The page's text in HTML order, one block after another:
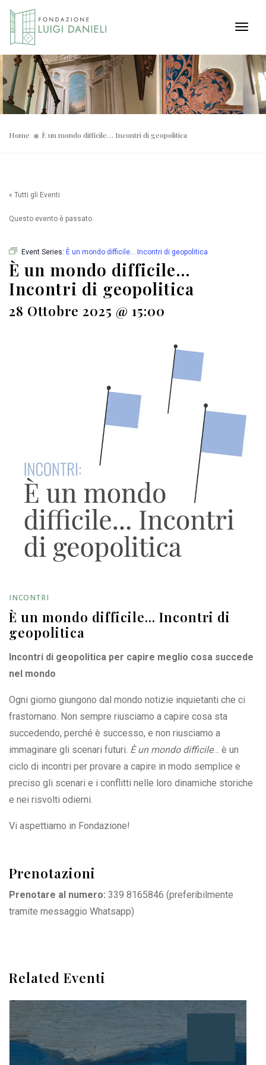
Home È un mondo difficile… Incontri di geopolitica
« Tutti gli Eventi
Questo evento è passato.
Event Series: È un mondo difficile… Incontri di geopolitica
È un mondo difficile…
Incontri di geopolitica
28 Ottobre 2025 @ 15:00
INCONTRI
È un mondo difficile… Incontri di
geopolitica
Incontri di geopolitica per capire meglio cosa succede
nel mondo
Ogni giorno giungono dal mondo notizie inquietanti che ci
frastornano. Non sempre riusciamo a capire cosa sta
succedendo, perché è successo, e non riusciamo a
immaginare gli scenari futuri. È un mondo difficile… è un
ciclo di incontri per provare a capire in modo semplice e
preciso gli scenari e i conflitti nelle loro dinamiche storiche
e nei risvolti odierni.
Vi aspettiamo in Fondazione!
Prenotazioni
Prenotare al numero: 339 8165846 (preferibilmente
tramite messaggio Whatsapp)
Related Eventi